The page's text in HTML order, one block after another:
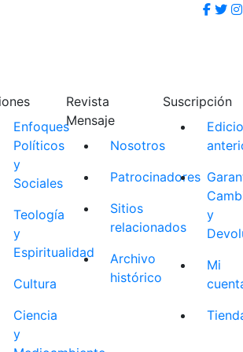
Enfoques
Políticos
y
Sociales
Teología
y
Espiritualidad
Cultura
Ciencia
y
Revista
Mensaje
Nosotros
Patrocinadores
Sitios
relacionados
Archivo
histórico
Suscripción
y
Mi